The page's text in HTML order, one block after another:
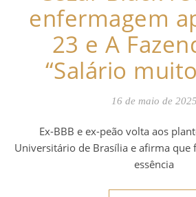
enfermagem
23 e A
“Salário
16 de maio de 2025
Ex-BBB e ex-peão volta aos plantões no Hospital
Universitário de Brasília e afirma que
essência